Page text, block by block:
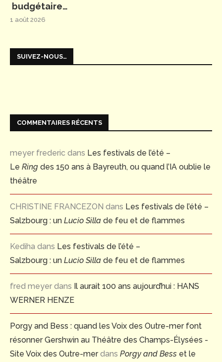
budgétaire…
1 août 2026
SUIVEZ-NOUS…
COMMENTAIRES RÉCENTS
meyer frederic dans Les festivals de l’été –
Le Ring des 150 ans à Bayreuth, ou quand l’IA oublie le
théâtre
CHRISTINE FRANCEZON dans Les festivals de l’été –
Salzbourg : un Lucio Silla de feu et de flammes
Kediha dans Les festivals de l’été –
Salzbourg : un Lucio Silla de feu et de flammes
fred meyer dans Il aurait 100 ans aujourd’hui : HANS
WERNER HENZE
Porgy and Bess : quand les Voix des Outre-mer font
résonner Gershwin au Théâtre des Champs-Élysées -
Site Voix des Outre-merdans Porgy and Bess et le